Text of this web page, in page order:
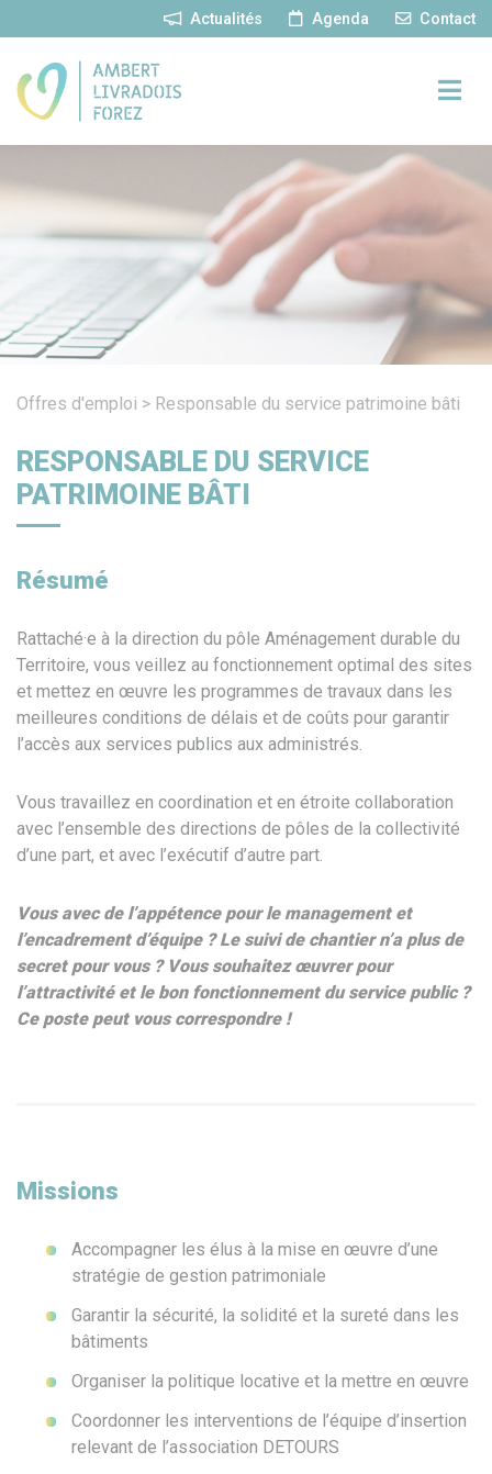
Actualités Agenda Contact
Offres d'emploi > Responsable du service patrimoine bâti
RESPONSABLE DU SERVICE
PATRIMOINE BÂTI
Résumé
Rattaché·e à la direction du pôle Aménagement durable du
Territoire, vous veillez au fonctionnement optimal des sites
et mettez en œuvre les programmes de travaux dans les
meilleures conditions de délais et de coûts pour garantir
l’accès aux services publics aux administrés.
Vous travaillez en coordination et en étroite collaboration
avec l’ensemble des directions de pôles de la collectivité
d’une part, et avec l’exécutif d’autre part.
Vous avec de l’appétence pour le management et
l’encadrement d’équipe ? Le suivi de chantier n’a plus de
secret pour vous ? Vous souhaitez œuvrer pour
l’attractivité et le bon fonctionnement du service public ?
Ce poste peut vous correspondre !
Missions
Accompagner les élus à la mise en œuvre d’une
stratégie de gestion patrimoniale
Garantir la sécurité, la solidité et la sureté dans les
bâtiments
Organiser la politique locative et la mettre en œuvre
Coordonner les interventions de l’équipe d’insertion
relevant de l’association DETOURS
Panneau de gestion des cookies